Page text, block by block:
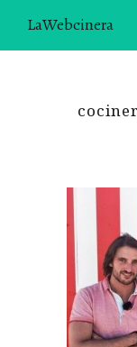
LaWebcinera
SOBRE MÍ
¿TE GUSTARÍA
ÚNETE A LA